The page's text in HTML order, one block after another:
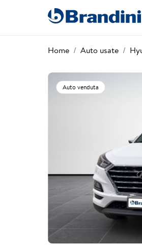
Home Auto usate
Auto venduta